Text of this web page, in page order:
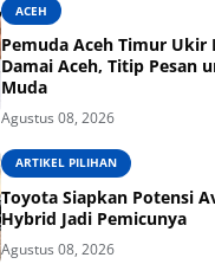
ACEH
Pemuda Aceh Timur Ukir
Damai Aceh, Titip Pesan
Muda
Agustus 08, 2026
ARTIKEL PILIHAN
Toyota Siapkan Potensi
Hybrid Jadi Pemicunya
Agustus 08, 2026